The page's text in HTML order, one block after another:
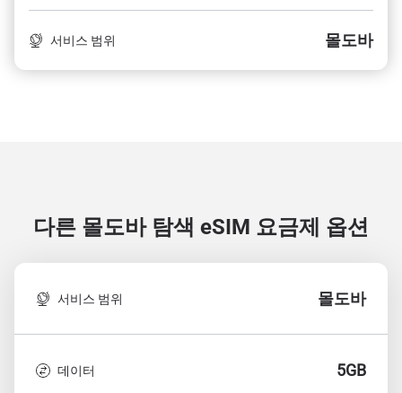
서비스 범위 몰도바
다른 몰도바 탐색 eSIM 요금제 옵션
서비스 범위 몰도바
데이터 5GB